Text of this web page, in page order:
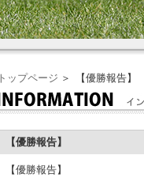
トップページ ＞ 【優勝報告】
【優勝報告】
【優勝報告】